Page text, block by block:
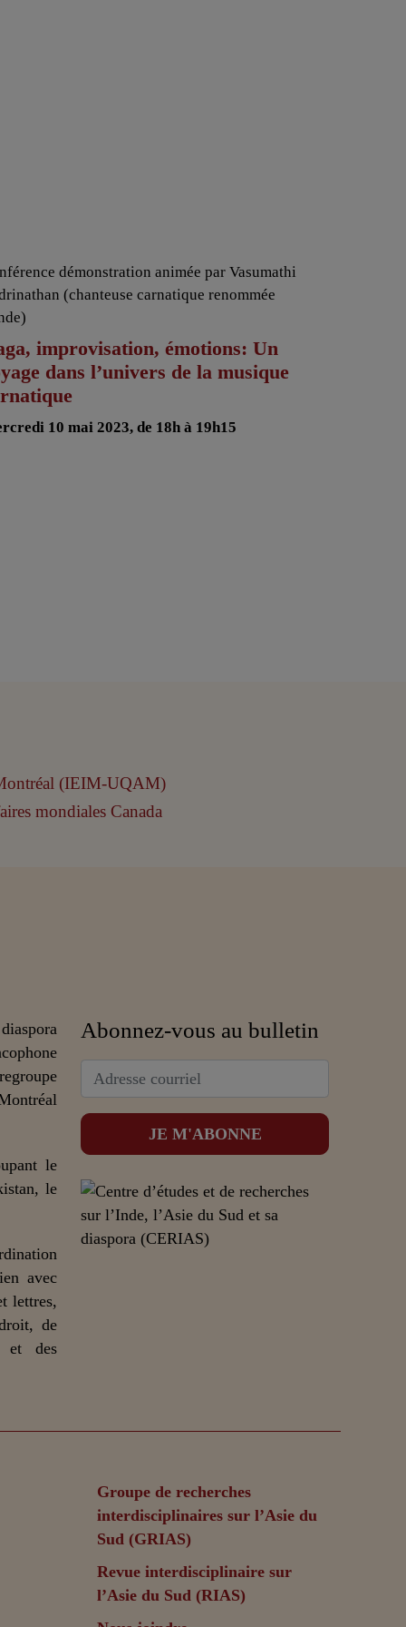
démonstration animée par Vasumathi
(chanteuse carnatique renommée
improvisation, émotions: Un
dans l’univers de la musique
10 mai 2023, de 18h à 19h15
le
le
avec
lettres,
de
et des
Abonnez-vous au bulletin
Groupe de recherches
interdisciplinaires sur l’Asie du
Sud (GRIAS)
Revue interdisciplinaire sur
l’Asie du Sud (RIAS)